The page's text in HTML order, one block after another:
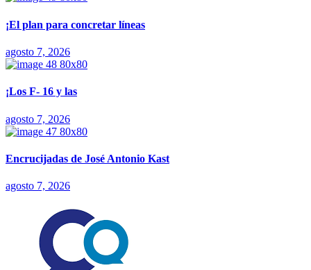
¡El plan para concretar líneas
agosto 7, 2026
¡Los F- 16 y las
agosto 7, 2026
Encrucijadas de José Antonio Kast
agosto 7, 2026